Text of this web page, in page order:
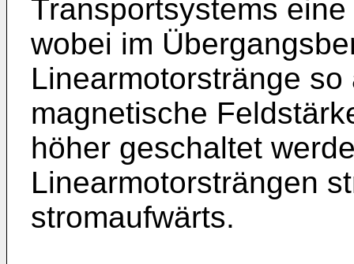
Transportsystems
wobei im
Linearmotorstränge
magnetische
höher geschaltet
Linearmotorsträngen
stromaufwärts.